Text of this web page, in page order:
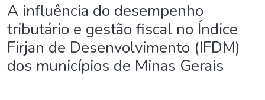
A influência do desempenho
tributário e gestão fiscal no Índice
Firjan de Desenvolvimento (IFDM)
dos municípios de Minas Gerais